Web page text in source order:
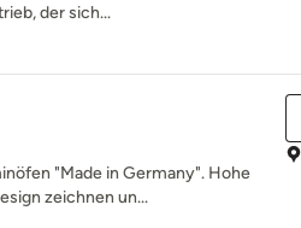
der sich...
"Made in Germany". Hohe
zeichnen un...